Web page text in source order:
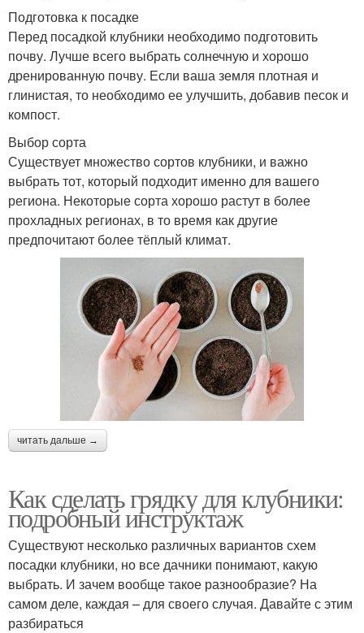
Подготовка к посадке
Перед посадкой клубники необходимо подготовить
почву. Лучше всего выбрать солнечную и хорошо
дренированную почву. Если ваша земля плотная и
глинистая, то необходимо ее улучшить, добавив песок и
компост.
Выбор сорта
Существует множество сортов клубники, и важно
выбрать тот, который подходит именно для вашего
региона. Некоторые сорта хорошо растут в более
прохладных регионах, в то время как другие
предпочитают более тёплый климат.
читать дальше →
Как сделать грядку для клубники:
подробный инструктаж
Существуют несколько различных вариантов схем
посадки клубники, но все дачники понимают, какую
выбрать. И зачем вообще такое разнообразие? На
самом деле, каждая – для своего случая. Давайте с этим
разбираться